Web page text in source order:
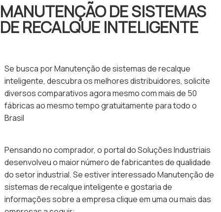
MANUTENÇÃO DE SISTEMAS
DE RECALQUE INTELIGENTE
Se busca por Manutenção de sistemas de recalque
inteligente, descubra os melhores distribuidores, solicite
diversos comparativos agora mesmo com mais de 50
fábricas ao mesmo tempo gratuitamente para todo o
Brasil
Pensando no comprador, o portal do Soluções Industriais
desenvolveu o maior número de fabricantes de qualidade
do setor industrial. Se estiver interessado Manutenção de
sistemas de recalque inteligente e gostaria de
informações sobre a empresa clique em uma ou mais das